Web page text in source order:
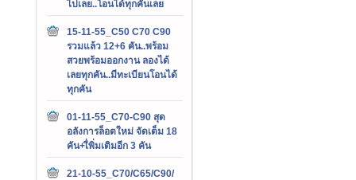
ไปเลย..โอนได้ทุกคันเลย
15-11-55_C50 C70 C90
รวมแล้ว 12+6 คัน..พร้อม
สวยพร้อมออกงาน ลองได้
เลยทุกคัน..มีทะเบียนโอนได้
ทุกคัน
01-11-55_C70-C90 สุด
อลังการล็อตใหม่ จัดเต็ม 18
คัน+เื่พิ่มเติมอีก 3 คัน
21-10-55_C70/C65/C90/